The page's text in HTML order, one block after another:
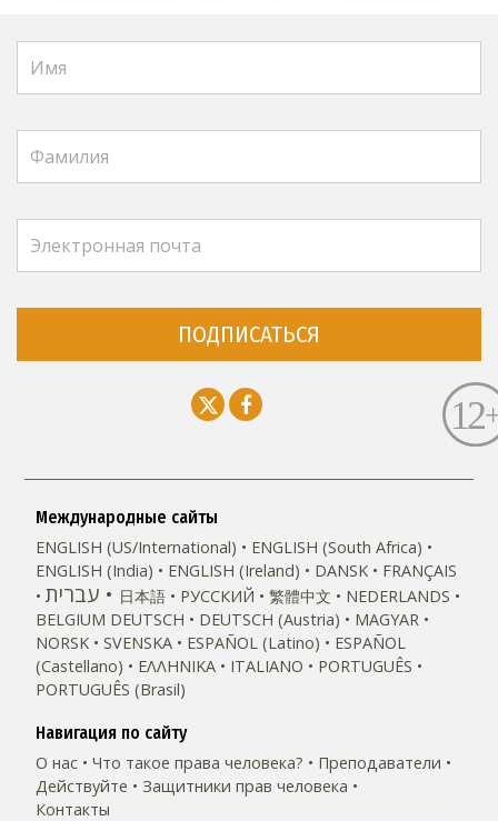
ПОДПИСАТЬСЯ
Международные сайты
ENGLISH (US/International)
ENGLISH (South Africa)
ENGLISH (India)
ENGLISH (Ireland) DANSK FRANÇAIS
עברית 日本語 РУССКИЙ 繁體中文
NEDERLANDS
BELGIUM DEUTSCH DEUTSCH (Austria)
MAGYAR
NORSK
SVENSKA ESPAÑOL (Latino)
ESPAÑOL
(Castellano)
ΕΛΛΗΝΙΚA ITALIANO
PORTUGUÊS
PORTUGUÊS (Brasil)‎
Навигация по сайту
О нас
Что такое права человека?
Преподаватели
Действуйте
Защитники прав человека
Контакты